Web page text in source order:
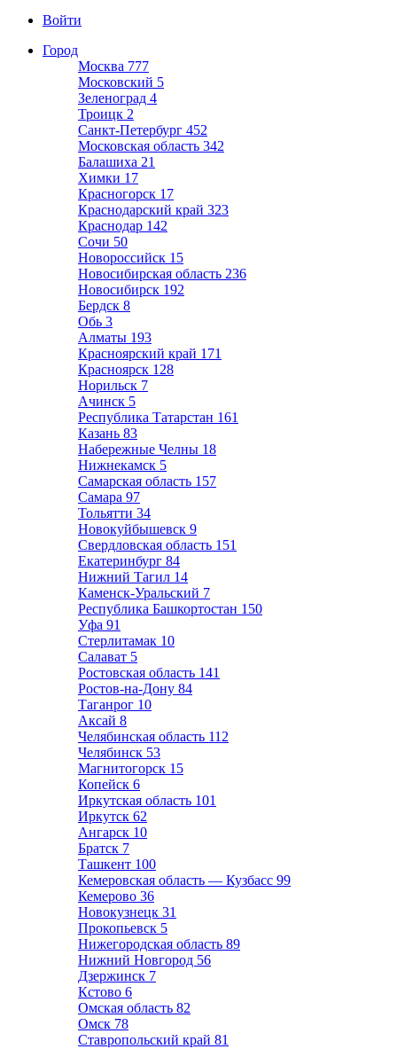
Войти
Город
Москва 777
Московский 5
Зеленоград 4
Троицк 2
Санкт-Петербург 452
Московская область 342
Балашиха 21
Химки 17
Красногорск 17
Краснодарский край 323
Краснодар 142
Сочи 50
Новороссийск 15
Новосибирская область 236
Новосибирск 192
Бердск 8
Обь 3
Алматы 193
Красноярский край 171
Красноярск 128
Норильск 7
Ачинск 5
Республика Татарстан 161
Казань 83
Набережные Челны 18
Нижнекамск 5
Самарская область 157
Самара 97
Тольятти 34
Новокуйбышевск 9
Свердловская область 151
Екатеринбург 84
Нижний Тагил 14
Каменск-Уральский 7
Республика Башкортостан 150
Уфа 91
Стерлитамак 10
Салават 5
Ростовская область 141
Ростов-на-Дону 84
Таганрог 10
Аксай 8
Челябинская область 112
Челябинск 53
Магнитогорск 15
Копейск 6
Иркутская область 101
Иркутск 62
Ангарск 10
Братск 7
Ташкент 100
Кемеровская область — Кузбасс 99
Кемерово 36
Новокузнецк 31
Прокопьевск 5
Нижегородская область 89
Нижний Новгород 56
Дзержинск 7
Кстово 6
Омская область 82
Омск 78
Ставропольский край 81